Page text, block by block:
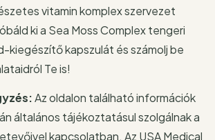
vitamin komplex szervezet
ki a Sea Moss Complex tengeri
kiegészítő kapszulát és számolj be
Te is!
Az oldalon található információk
általános tájékoztatásul szolgálnak a
kapcsolatban. Az USA Medical